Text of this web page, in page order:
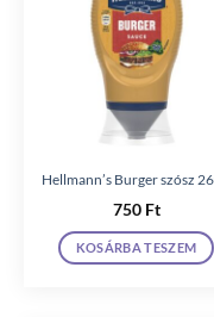
Hellmann’s Burger szósz
750 Ft
KOSÁRBA TESZEM